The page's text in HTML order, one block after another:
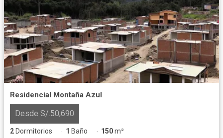
Residencial Montaña Azul
Desde S/.50,690
2 Dormitorios · 1 Baño · 150m²